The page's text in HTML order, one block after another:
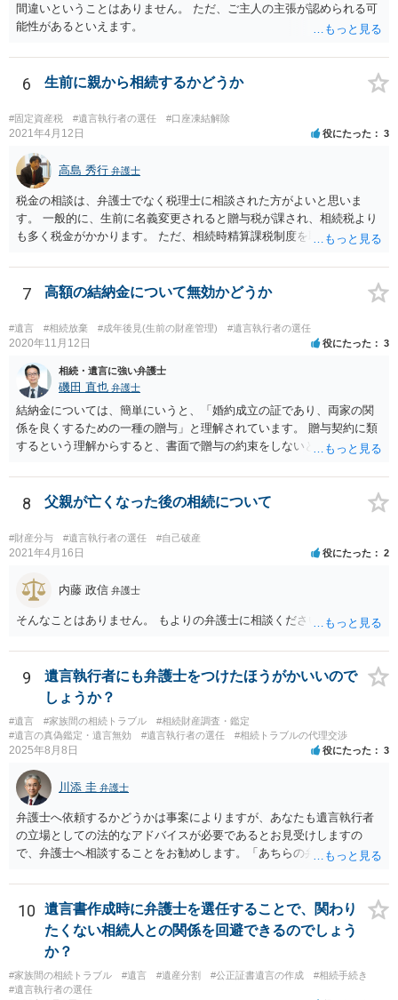
間違いということはありません。 ただ、ご主人の主張が認められる可
能性があるといえます。
6 生前に親から相続するかどうか
#固定資産税 #遺言執行者の選任 #口座凍結解除
2021年4月12日 役にたった 3
高島 秀行 弁護士
税金の相談は、弁護士でなく税理士に相談された方がよいと思いま
す。 一般的に、生前に名義変更されると贈与税が課され、相続税より
も多く税金がかかります。 ただ、相続時精算課税制度を取れば、実質
ういう場合にどれくらい税金がかかるか計算してもらって どういう方
針を取るか決められたらよいと思います。
7 高額の結納金について無効かどうか
#遺言 #相続放棄 #成年後見(生前の財産管理) #遺言執行者の選任
2020年11月12日 役にたった 3
相続・遺言に強い弁護士
磯田 直也 弁護士
結納金については、簡単にいうと、「婚約成立の証であり、両家の関
係を良くするための一種の贈与」と理解されています。 贈与契約に類
するという理解からすると、書面で贈与の約束をしないと相手方は支
ことは困難です。 くれぐれも今後お気をつけください。 弁護士に対応
を依頼されるのも悪くはありませんが、感情的な理由が強いと思いま
8 父親が亡くなった後の相続について
#財産分与 #遺言執行者の選任 #自己破産
2021年4月16日 役にたった 2
内藤 政信 弁護士
そんなことはありません。 もよりの弁護士に相談ください。
9
遺言執行者にも弁護士をつけたほうがかいいので
しょうか？
#遺言 #家族間の相続トラブル
#相続財産調査・鑑定
#遺言の真偽鑑定・遺言無効
#遺言執行者の選任 #相続トラブルの代理交渉
2025年8月8日 役にたった 3
川添 圭 弁護士
弁護士へ依頼するかどうかは事案によりますが、あなたも遺言執行者
の立場としての法的なアドバイスが必要であるとお見受けしますの
で、弁護士へ相談することをお勧めします。「あちらの弁護士」（元
誘導しかしてこないと思います。
10
遺言書作成時に弁護士を選任することで、関わり
たくない相続人との関係を回避できるのでしょう
か？
#家族間の相続トラブル #遺言 #遺産分割 #公正証書遺言の作成
#相続手続き
#遺言執行者の選任